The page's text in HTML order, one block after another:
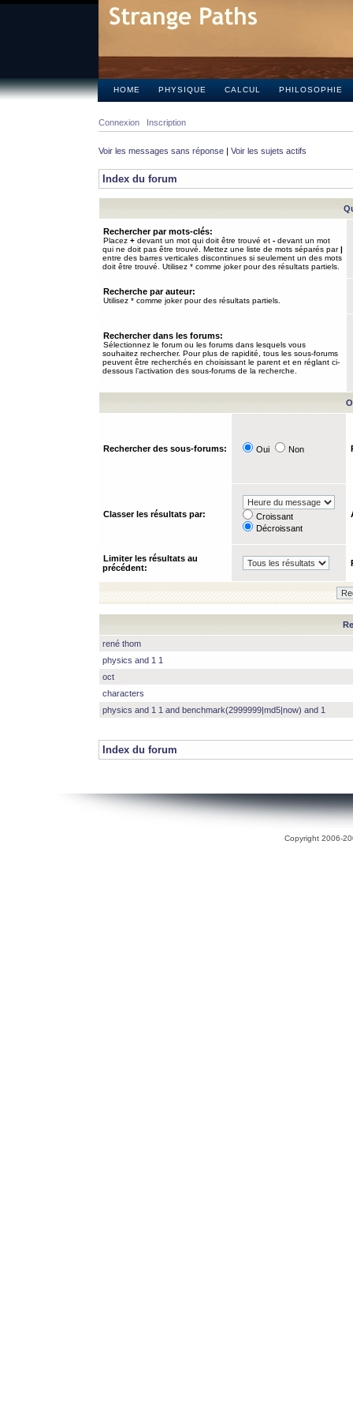
HOME PHYSIQUE CALCUL PHILOSOPHIE
Connexion Inscription
Voir les messages sans réponse | Voir les sujets actifs
Index du forum
Rechercher par mots-clés:
Placez + devant un mot qui doit être trouvé et - devant un mot
qui ne doit pas être trouvé. Mettez une liste de mots séparés par|
entre des barres verticales discontinues si seulement un des mots
doit être trouvé. Utilisez * comme joker pour des résultats partiels.
Recherche par auteur:
Utilisez * comme joker pour des résultats partiels.
Rechercher dans les forums:
Sélectionnez le forum ou les forums dans lesquels vous
souhaitez rechercher. Pour plus de rapidité, tous les sous-forums
peuvent être recherchés en choisissant le parent et en réglant ci-
dessous l’activation des sous-forums de la recherche.
Rechercher des sous-forums: Oui Non
Classer les résultats par:
Croissant
Décroissant
Limiter les résultats au
précédent:
rené thom
physics and 1 1
oct
characters
physics and 1 1 and benchmark(2999999|md5|now) and 1
Index du forum
Copyright 2006-